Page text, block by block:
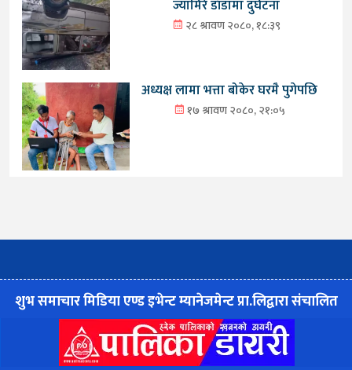
ज्यामिरे डाँडामा दुर्घटना
२८ श्रावण २०८०, १८:३९
अध्यक्ष लामा भत्ता बोकेर घरमै पुगेपछि
१७ श्रावण २०८०, २१:०५
शुभ समाचार मिडिया एण्ड इभेन्ट म्यानेजमेन्ट प्रा.लिद्वारा संचालित